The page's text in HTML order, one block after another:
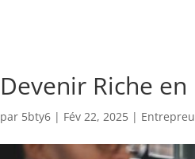
Devenir Riche
par 5bty6 | Fév 22, 2025 |